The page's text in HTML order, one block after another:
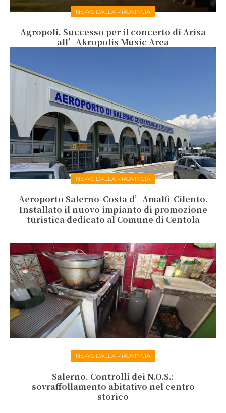
NEWS DALLA PROVINCIA
Agropoli. Successo per il concerto di Arisa
all’Akropolis Music Area
NEWS DALLA PROVINCIA
Aeroporto Salerno-Costa d’Amalfi-Cilento.
Installato il nuovo impianto di promozione
turistica dedicato al Comune di Centola
NEWS DALLA PROVINCIA
Salerno. Controlli dei N.O.S.:
sovraffollamento abitativo nel centro
storico